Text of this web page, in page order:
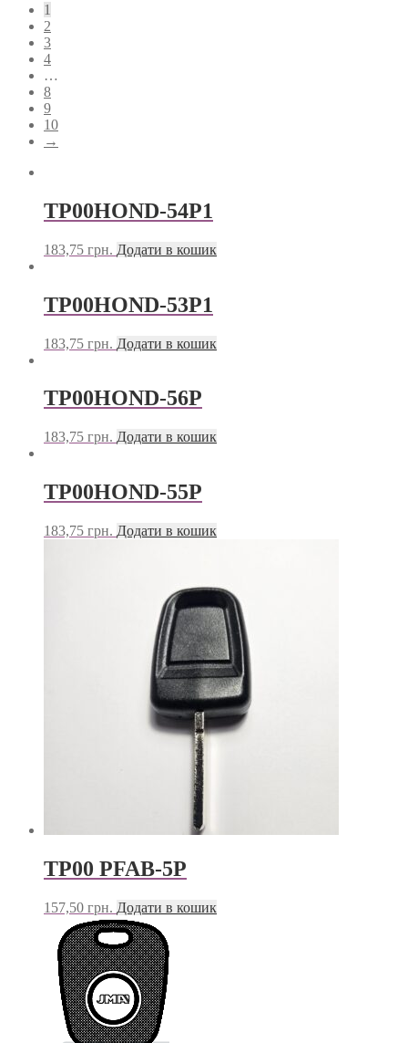
1
2
3
4
…
8
9
10
→
TP00HOND-54P1
183,75 грн. Додати в кошик
TP00HOND-53P1
183,75 грн. Додати в кошик
TP00HOND-56P
183,75 грн. Додати в кошик
TP00HOND-55P
183,75 грн. Додати в кошик
TP00 PFAB-5P
157,50 грн. Додати в кошик